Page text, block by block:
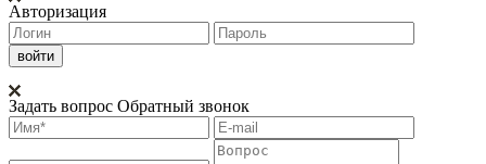
Авторизация
Задать вопрос Обратный звонок